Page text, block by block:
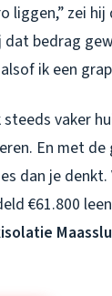
liggen,” zei
bedrag
ik een
vaker
En met de
dan je
€61.800